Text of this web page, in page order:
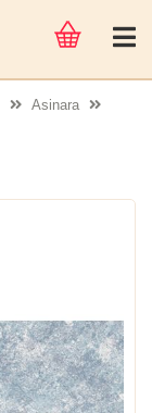
Asinara